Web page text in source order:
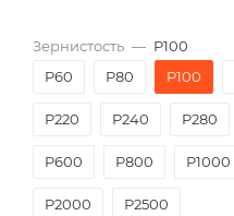
Зернистость — P100
P60
P80 P100
P220 P240 P280
P600 P800 P1000
P2000 Р2500